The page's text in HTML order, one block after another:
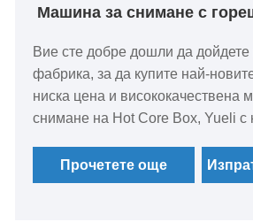
Машина за снимане с
Вие сте добре дошли да
фабрика, за да купите най-
ниска цена и висококачествена
снимане на Hot Core Box, Yueli с
Прочетете още